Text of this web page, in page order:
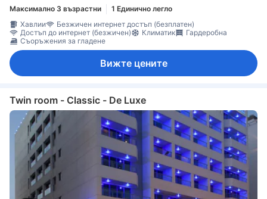
Максимално 3 възрастни
1 Единично легло
Хавлии
Безжичен интернет достъп (безплатен)
Достъп до интернет (безжичен)
Климатик
Гардеробна
Съоръжения за гладене
Вижте цените
Twin room - Classic - De Luxe